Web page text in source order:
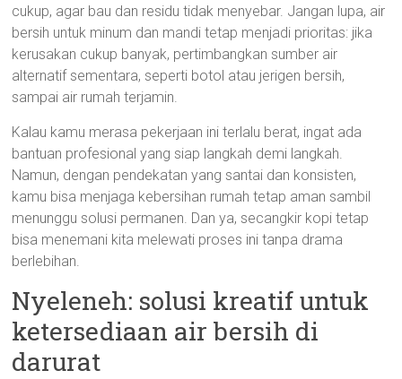
cukup, agar bau dan residu tidak menyebar. Jangan lupa, air
bersih untuk minum dan mandi tetap menjadi prioritas: jika
kerusakan cukup banyak, pertimbangkan sumber air
alternatif sementara, seperti botol atau jerigen bersih,
sampai air rumah terjamin.
Kalau kamu merasa pekerjaan ini terlalu berat, ingat ada
bantuan profesional yang siap langkah demi langkah.
Namun, dengan pendekatan yang santai dan konsisten,
kamu bisa menjaga kebersihan rumah tetap aman sambil
menunggu solusi permanen. Dan ya, secangkir kopi tetap
bisa menemani kita melewati proses ini tanpa drama
berlebihan.
Nyeleneh: solusi kreatif untuk
ketersediaan air bersih di
darurat